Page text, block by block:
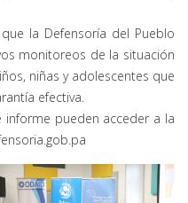
la Defensoría del Pueblo
monitoreos de la situación
niñas y adolescentes que
efectiva.
pueden acceder a la